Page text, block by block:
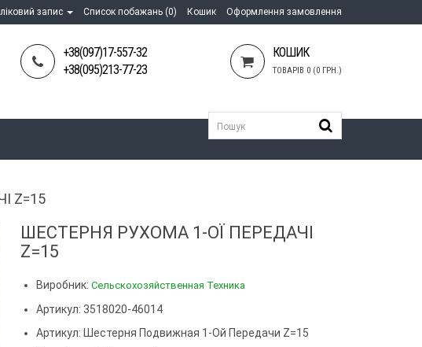
запис Список побажань (0) Кошик Оформлення замовлення
+38(097)17-557-32
+38(095)213-77-23
КОШИК
ТОВАРІВ 0 (0 ГРН.)
Z=15
ШЕСТЕРНЯ РУХОМА 1-ОЇ ПЕРЕДАЧІ
Z=15
Виробник:Сельскохозяйственная Техника
Артикул: 3518020-46014
Артикул: Шестерня Подвижная 1-Ой Передачи Z=15